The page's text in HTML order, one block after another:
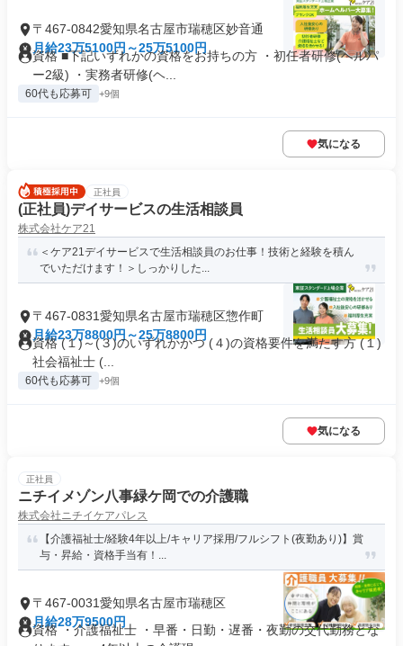
〒467-0842愛知県名古屋市瑞穂区妙音通
月給23万5100円～25万5100円
資格 ■下記いずれかの資格をお持ちの方 ・初任者研修(ヘルパ
ー2級) ・実務者研修(ヘ...
60代も応募可 +9個
気になる
正社員
(正社員)デイサービスの生活相談員
株式会社ケア21
＜ケア21デイサービスで生活相談員のお仕事！技術と経験を積ん
でいただけます！＞しっかりした...
〒467-0831愛知県名古屋市瑞穂区惣作町
月給23万8800円～25万8800円
資格 (１)～(３)のいずれかかつ (４)の資格要件を満たす方 (１)
社会福祉士 (...
60代も応募可 +9個
気になる
正社員
ニチイメゾン八事緑ケ岡での介護職
株式会社ニチイケアパレス
【介護福祉士/経験4年以上/キャリア採用/フルシフト(夜勤あり)】賞
与・昇給・資格手当有！...
〒467-0031愛知県名古屋市瑞穂区
月給28万9500円
資格 ・介護福祉士 ・早番・日勤・遅番・夜勤の交代勤務とな